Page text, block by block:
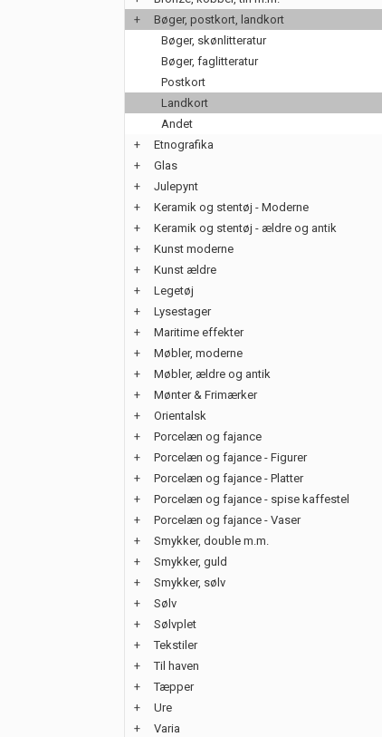
+
Bøger, postkort, landkort
Bøger, skønlitteratur
Bøger, faglitteratur
Postkort
Landkort
Andet
+
Etnografika
+
Glas
+
Julepynt
+
Keramik og stentøj - Moderne
+
Keramik og stentøj - ældre og antik
+
Kunst moderne
+
Kunst ældre
+
Legetøj
+
Lysestager
+
Maritime effekter
+
Møbler, moderne
+
Møbler, ældre og antik
+
Mønter & Frimærker
+
Orientalsk
+
Porcelæn og fajance
+
Porcelæn og fajance - Figurer
+
Porcelæn og fajance - Platter
+
Porcelæn og fajance - spise kaffestel
+
Porcelæn og fajance - Vaser
+
Smykker, double m.m.
+
Smykker, guld
+
Smykker, sølv
+
Sølv
+
Sølvplet
+
Tekstiler
+
Til haven
+
Tæpper
+
Ure
+
Varia